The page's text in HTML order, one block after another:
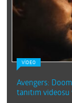
VİDEO
Avengers:
tanıtım videosu